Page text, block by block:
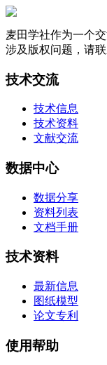
麦田学社作为一个
涉及版权问题，请联
技术交流
技术信息
技术资料
文献交流
数据中心
数据分享
资料列表
文档手册
技术资料
最新信息
图纸模型
论文专利
使用帮助